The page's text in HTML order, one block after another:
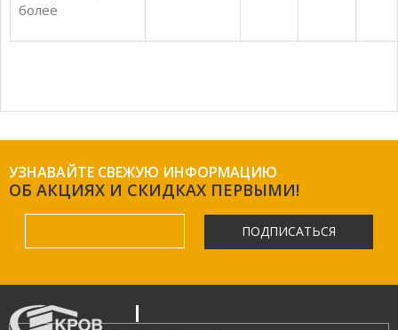
более
УЗНАВАЙТЕ СВЕЖУЮ ИНФОРМАЦИЮ
ОБ АКЦИЯХ И СКИДКАХ ПЕРВЫМИ!
ПОДПИСАТЬСЯ